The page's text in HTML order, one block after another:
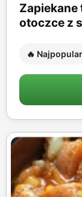
Zapiekane
otoczce z
🔥